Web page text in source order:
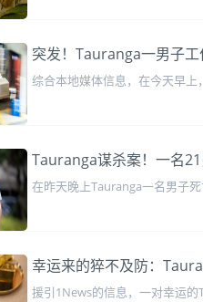
突发！Tauranga一男子
综合本地媒体信息，在今天早上
Tauranga谋杀案！一名
在昨天晚上Tauranga一名男子
幸运来的猝不及防：
援引1News的信息，一对幸运的